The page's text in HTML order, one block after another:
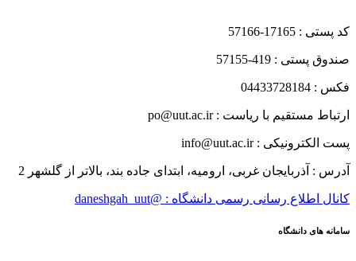
کد پستی : 17165-57166
صندوق پستی : 419-57155
فکس : 04433728184
ارتباط مستقیم با ریاست : po@uut.ac.ir
پست الکترونیکی : info@uut.ac.ir
آدرس : آذربایجان غربی، ارومیه، ابتدای جاده بند، بالاتر از گلشهر 2
کانال اطلاع رسانی رسمی دانشگاه : @daneshgah_uut
سامانه های دانشگاه